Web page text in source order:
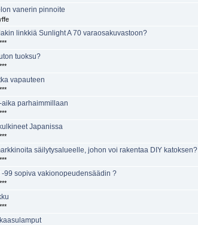
vanerin pinnoite
linkkiä Sunlight A 70 varaosakuvastoon?
tuoksu?
vapauteen
aika parhaimmillaan
Japanissa
säilytysalueelle, johon voi rakentaa DIY katoksen?
-99 sopiva vakionopeudensäädin ?